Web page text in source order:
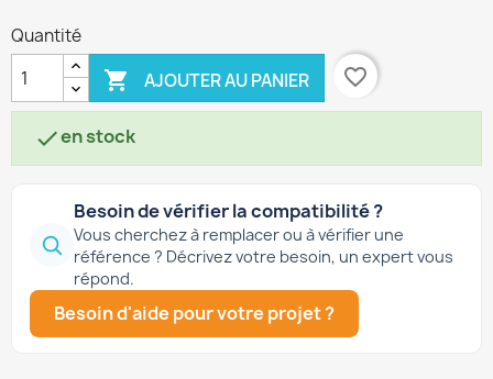
Quantité
 AJOUTER AU PANIER favorite_border
en stock
Besoin de vérifier la compatibilité ?
Vous cherchez à remplacer ou à vérifier une
référence ? Décrivez votre besoin, un expert vous
répond.
Besoin d'aide pour votre projet ?